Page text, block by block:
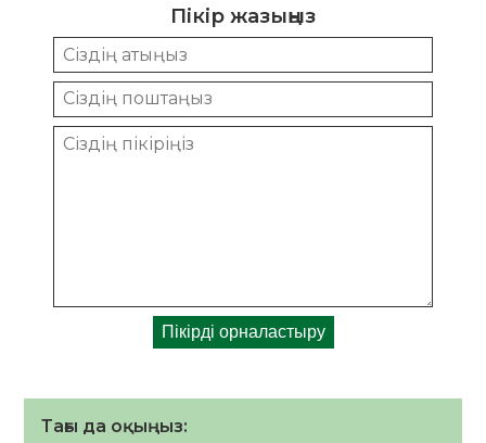
Пікір жазыңыз
Тағы да оқыңыз: